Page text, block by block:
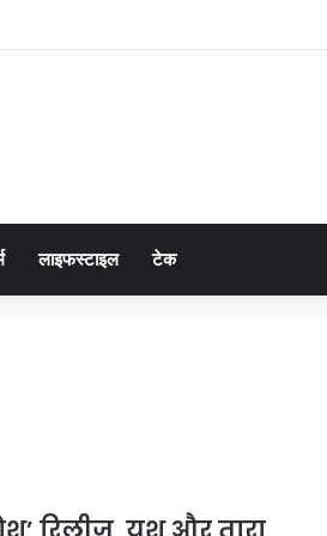
युग के अंत के संकेत, जिलाध्यक्ष पद पर मंथन तेज
लाइफस्टाइल टेक